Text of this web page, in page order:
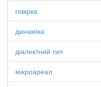
говірка
динаміка
діалектний тип
мікроареал